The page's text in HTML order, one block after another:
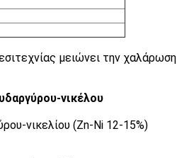
μειώνει την χαλάρωση
νικέλου
νικελίου (Zn-Ni 12-15%)